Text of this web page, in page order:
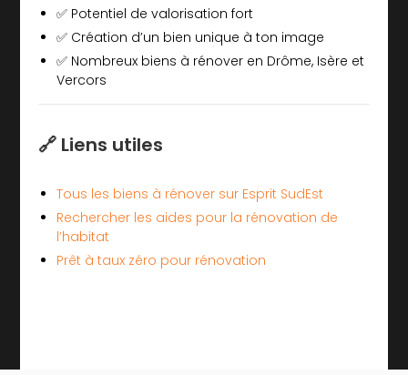
✅ Potentiel de valorisation fort
✅ Création d’un bien unique à ton image
✅ Nombreux biens à rénover en Drôme, Isère et
Vercors
🔗 Liens utiles
Tous les biens à rénover sur Esprit SudEst
Rechercher les aides pour la rénovation de
l’habitat
Prêt à taux zéro pour rénovation